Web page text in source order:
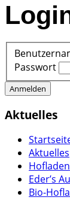
Passwort
Anmelden
Aktuelles
Aktuelles
Hofladen
Eder’s
Bio-